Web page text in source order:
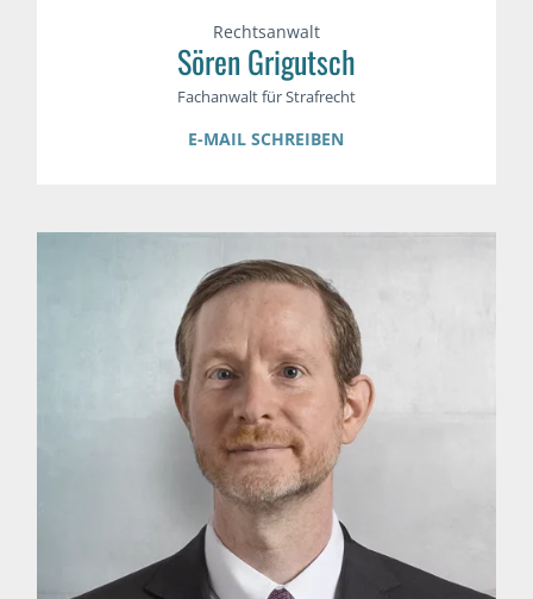
Rechtsanwalt
Sören Grigutsch
Fachanwalt für Strafrecht
E-MAIL SCHREIBEN